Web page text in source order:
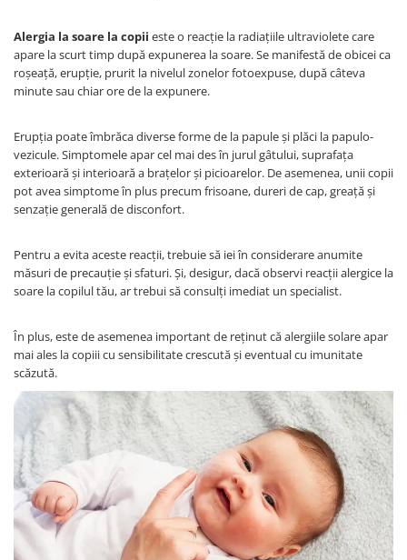
Perne si saltele bebelusi
Diversificare bebelusi
Baia bebelusului
Jucarii copii si jocuri educative
Jucarii dentitie
Jocuri educative
Jucarii bebelusi
Cuburi magnetice JollyHeap®
Rechizite scolare
Stikere decorative si covoare
Stickere decorative
Covorase de joaca
Ingrijire adulti
Siguranta animale companie
Carduri Cadou
Propuneri Cadou
Alergia la soare la copii este o reacție la radiațiile ultraviolete care
apare la scurt timp după expunerea la soare. Se manifestă de obicei ca
roșeață, erupție, prurit la nivelul zonelor fotoexpuse, după câteva
minute sau chiar ore de la expunere.
Erupția poate îmbrăca diverse forme de la papule și plăci la papulo-
vezicule. Simptomele apar cel mai des în jurul gâtului, suprafața
exterioară și interioară a brațelor și picioarelor. De asemenea, unii copii
pot avea simptome în plus precum frisoane, dureri de cap, greață și
senzație generală de disconfort.
Pentru a evita aceste reacții, trebuie să iei în considerare anumite
măsuri de precauție și sfaturi. Și, desigur, dacă observi reacții alergice la
soare la copilul tău, ar trebui să consulți imediat un specialist.
În plus, este de asemenea important de reținut că alergiile solare apar
mai ales la copiii cu sensibilitate crescută și eventual cu imunitate
scăzută.